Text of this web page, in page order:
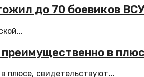
до 70 боевиков
в
плюсе, свидетельствуют...